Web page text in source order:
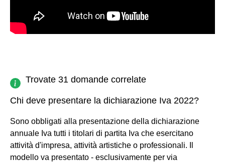
Trovate 31 domande correlate
Chi deve presentare la dichiarazione Iva 2022?
Sono obbligati alla presentazione della dichiarazione
annuale Iva tutti i titolari di partita Iva che esercitano
attività d'impresa, attività artistiche o professionali. Il
modello va presentato - esclusivamente per via